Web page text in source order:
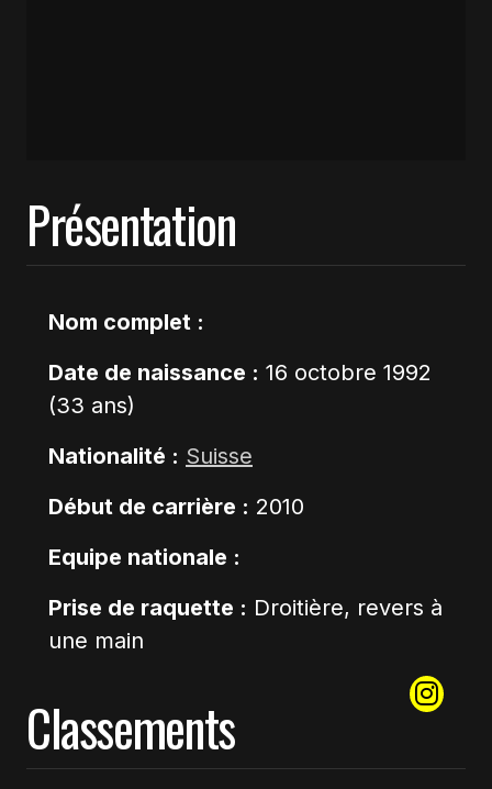
Présentation
Nom complet :
Date de naissance : 16 octobre 1992
(33 ans)
Nationalité : Suisse
Début de carrière : 2010
Equipe nationale :
Prise de raquette : Droitière, revers à
une main
Classements